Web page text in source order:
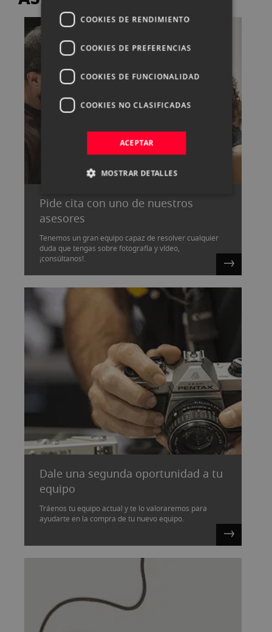
Pide cita con uno de nuestros
asesores
Tenemos un gran equipo capaz de resolver cualquier
duda que tengas sobre fotografía y vídeo,
¡consúltanos!.
Dale una segunda oportunidad a tu
equipo
Tráenos tu equipo actual y te lo valoraremos para
ayudarte en la compra de tu nuevo equipo.
COOKIES DE RENDIMIENTO
COOKIES DE PREFERENCIAS
COOKIES DE FUNCIONALIDAD
COOKIES NO CLASIFICADAS
ACEPTAR
MOSTRAR DETALLES